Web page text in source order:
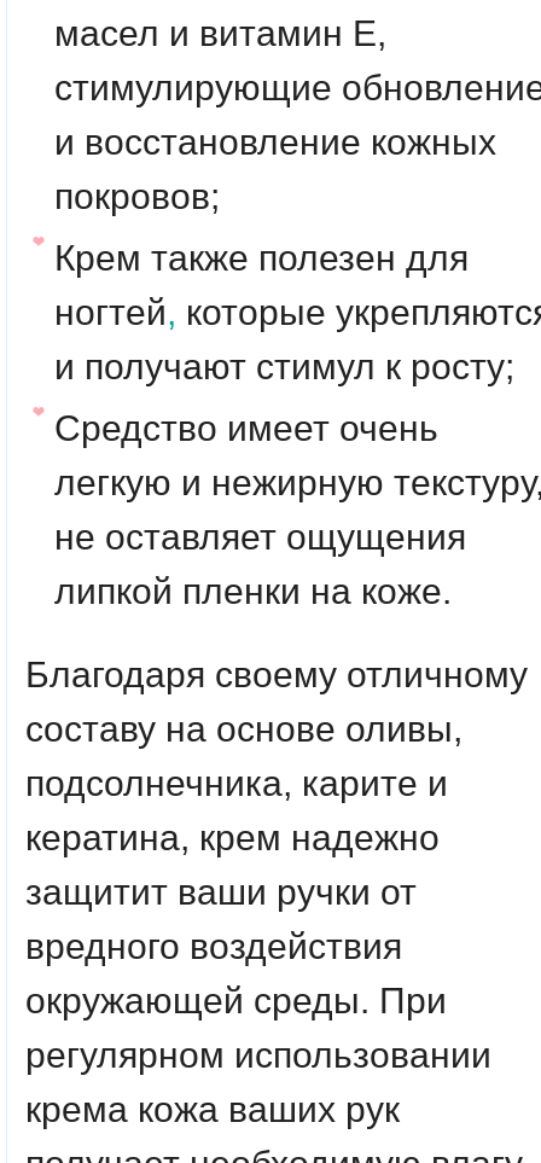
масел и витамин E,
стимулирующие
и восстановление кожных
покровов;
Крем также полезен для
ногтей, которые
и получают стимул к росту;
Средство имеет очень
легкую и нежирную
не оставляет ощущения
липкой пленки на коже.
Благодаря своему отличному
составу на основе оливы,
подсолнечника, карите и
кератина, крем надежно
защитит ваши ручки от
вредного воздействия
окружающей среды. При
регулярном использовании
крема кожа ваших рук